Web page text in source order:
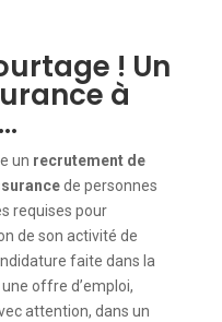
! Un
à
un recrutement de
de personnes
requises pour
de son activité de
faite dans la
offre d’emploi,
attention, dans un